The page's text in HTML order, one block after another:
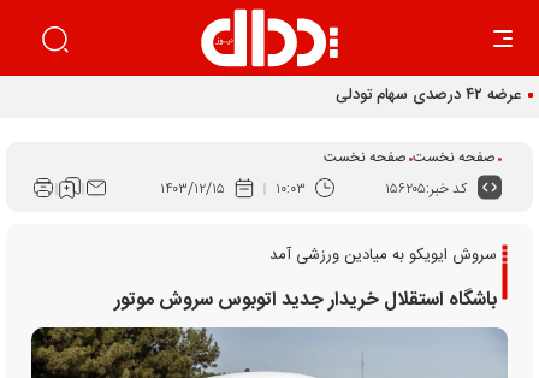
عرضه ۴۲ درصدی سهام تودلی سایپا
صفحه نخست صفحه نخست
کد خبر:۱۵۶۲۰۵ ۱۰:۰۳ ۱۴۰۳/۱۲/۱۵
سروش ایویکو به میادین ورزشی آمد
باشگاه استقلال خریدار جدید اتوبوس سروش موتور